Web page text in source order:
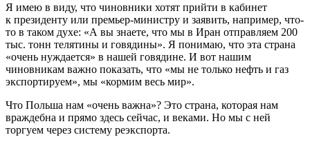
Я имею в виду, что чиновники хотят прийти в кабинет
к президенту или премьер-министру и заявить, например, что-
то в таком духе: «А вы знаете, что мы в Иран отправляем 200
тыс. тонн телятины и говядины». Я понимаю, что эта страна
«очень нуждается» в нашей говядине. И вот нашим
чиновникам важно показать, что «мы не только нефть и газ
экспортируем», мы «кормим весь мир».
Что Польша нам «очень важна»? Это страна, которая нам
враждебна и прямо здесь сейчас, и веками. Но мы с ней
торгуем через систему реэкспорта.